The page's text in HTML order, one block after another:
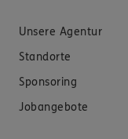
Unsere Agentur
Standorte
Sponsoring
Jobangebote